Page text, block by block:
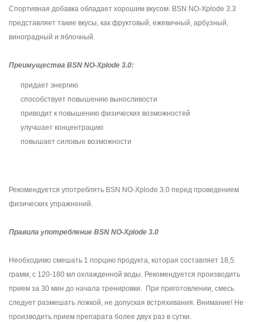
Спортивная добавка обладает хорошим вкусом. BSN NO-Xplode 3.3
представляет такие вкусы, как фруктовый, ежевичный, арбузный,
виноградный и яблочный.
Преимущества BSN NO-Xplode 3.0:
придает энергию
способствует повышению выносливости
приводит к повышению физических возможностей
улучшает концентрацию
повышает силовые возможности
Рекомендуется употреблять BSN NO-Xplode 3.0 перед проведением
физических упражнений.
Правила употребление BSN NO-Xplode 3.0
Необходимо смешать 1 порцию продукта, которая составляет 18,5
грамм, с 120-180 мл охлажденной воды. Рекомендуется производить
прием за 30 мин до начала тренировки. При приготовлении, смесь
следует размешать ложкой, не допуская встряхивания. Внимание! Не
производить прием препарата более двух раз в сутки.